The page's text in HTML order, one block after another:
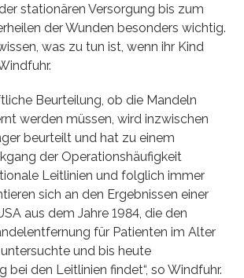
stationären Versorgung bis zum
der Wunden besonders wichtig.
was zu tun ist, wenn ihr Kind
Beurteilung, ob die Mandeln
werden müssen, wird inzwischen
beurteilt und hat zu einem
der Operationshäufigkeit
Leitlinien und folglich immer
sich an den Ergebnissen einer
aus dem Jahre 1984, die den
für Patienten im Alter
und bis heute
bei den Leitlinien findet“, so Windfuhr.